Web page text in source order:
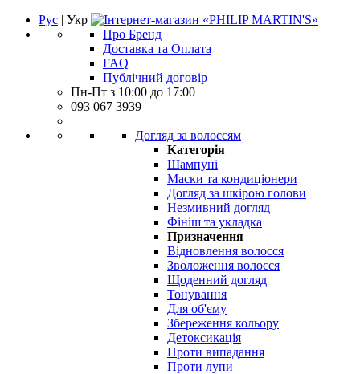
Рус | Укр
Про Бренд
Доставка та Оплата
FAQ
Публічний договір
Пн-Пт з 10:00 до 17:00
093 067 3939
Догляд за волоссям
Категорія
Шампуні
Маски та кондиціонери
Догляд за шкірою голови
Незмивний догляд
Фініш та укладка
Призначення
Відновлення волосся
Зволоження волосся
Щоденний догляд
Тонування
Для об'єму
Збереження кольору
Детоксикація
Проти випадання
Проти лупи